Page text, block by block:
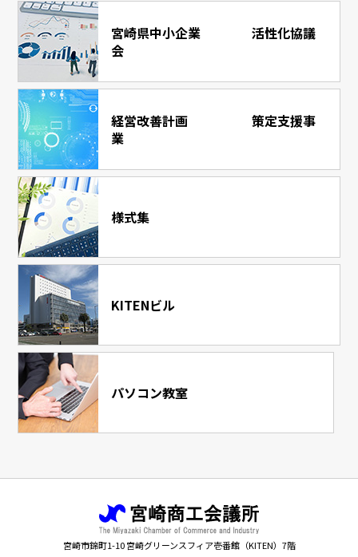
宮崎県中⼩企業 活性化協議
会
経営改善計画 策定⽀援事
業
様式集
KITENビル
パソコン教室
宮崎市錦町1-10 宮崎グリーンスフィア壱番館（KITEN）7階